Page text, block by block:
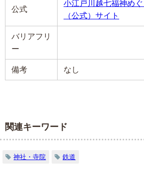
公式
小江戸川越七福神め
（公式）サイト
バリアフリ
ー
備考 なし
関連キーワード
神社・寺院 鉄道